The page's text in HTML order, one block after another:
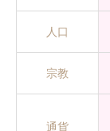
人口
宗教
通貨